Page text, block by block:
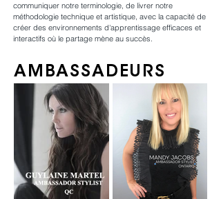
communiquer notre terminologie, de livrer notre
méthodologie technique et artistique, avec la capacité de
créer des environnements d'apprentissage efficaces et
interactifs où le partage mène au succès.
AMBASSADEURS